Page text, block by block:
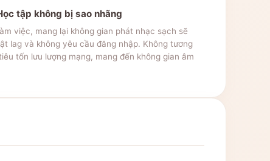
tập không bị sao nhãng
việc, mang lại không gian phát nhạc sạch sẽ
lag và không yêu cầu đăng nhập. Không tương
tốn lưu lượng mạng, mang đến không gian âm